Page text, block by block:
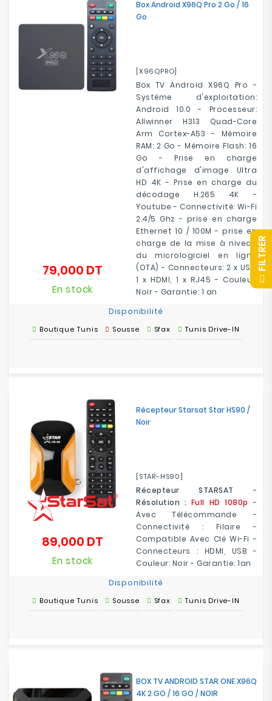
Box Android X96Q Pro 2 Go / 16
Go
[X96QPRO]
Box TV Android X96Q Pro -
Systéme d'exploitation:
Android 10.0 - Processeur:
Allwinner H313 Quad-Core
Arm Cortex-A53 - Mémoire
RAM: 2 Go - Mémoire Flash: 16
Go - Prise en charge
d'affichage d'image Ultra
HD 4K - Prise en charge du
décodage H.265 4K -
Youtube - Connectivité: Wi-Fi
2.4/5 Ghz - prise en charge
Ethernet 10 / 100M - prise en
charge de la mise à niveau
du micrologiciel en ligne
(OTA) - Connecteurs: 2 x USB,
1 x HDMI, 1 x RJ45 - Couleur:
Noir - Garantie: 1 an
79,000 DT
En stock
Disponibilité
Boutique Tunis Sousse Sfax Tunis Drive-IN
Récepteur Starsat Star HS90 /
Noir
[STAR-HS90]
Récepteur STARSAT
-
Résolution : Full HD 1080p -
Avec Télécommande -
Connectivité : Filaire -
Compatible Avec Clé Wi-Fi -
Connecteurs : HDMI, USB -
Couleur: Noir - Garantie: 1an
89,000 DT
En stock
Disponibilité
Boutique Tunis Sousse Sfax Tunis Drive-IN
BOX TV ANDROID STAR ONE X96Q
4K 2 GO / 16 GO / NOIR
R